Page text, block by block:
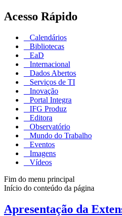
Acesso Rápido
Calendários
Bibliotecas
EaD
Internacional
Dados Abertos
Serviços de TI
Inovação
Portal Integra
IFG Produz
Editora
Observatório
Mundo do Trabalho
Eventos
Imagens
Vídeos
Fim do menu principal
Início do conteúdo da página
Apresentação da